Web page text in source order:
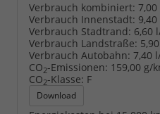
Verbrauch kombiniert:
Verbrauch Innenstadt:
Verbrauch Stadtrand: 6,60
Verbrauch Landstraße:
Verbrauch Autobahn: 7,40
CO2-Emissionen: 159,00 g/
CO2-Klasse: F
Download